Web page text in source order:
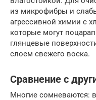
из микрофибры и
агрессивной химии с
которые могут
глянцевые
слоем свежего воска.
Сравнение с
Многие сомневаются: